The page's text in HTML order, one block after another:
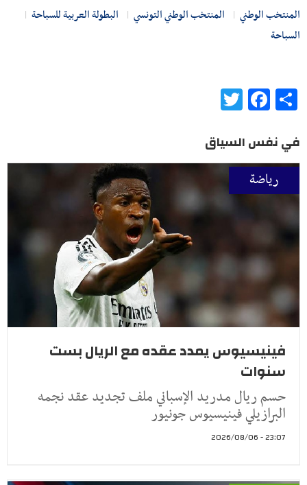
المنتخب الوطني المنتخب الوطني التونسي
البطولة العربية للسباحة
السباحة
Share
Facebook
في نفس السياق
رياضة
فينيسيوس يمدد عقده مع الريال بست
سنوات
حسم ريال مدريد الإسباني ملف تجديد عقد نجمه
البرازيلي فينيسيوس جونيور
23:07 - 2026/08/06